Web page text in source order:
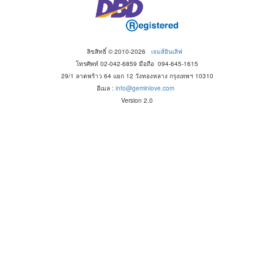
ลิขสิทธิ์ © 2010-2026 เจมส์อินเลิฟ
โทรศัพท์ 02-042-6859 มือถือ 094-645-1615
29/1 ลาดพร้าว 64 แยก 12 วังทองหลาง กรุงเทพฯ 10310
อีเมล : info@geminlove.com
Version 2.0